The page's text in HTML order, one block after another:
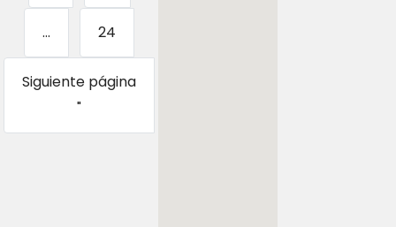
... 24
Siguiente página
"